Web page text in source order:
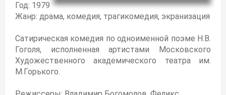
Год: 1979
Жанр: драма, комедия, трагикомедия, экранизация
Сатирическая комедия по одноименной поэме Н.В.
Гоголя, исполненная артистами Московского
Художественного академического театра им.
М.Горького.